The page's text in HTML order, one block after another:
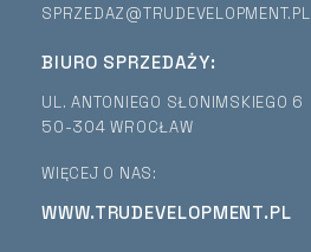
SPRZEDAZ@TRUDEVELOPMENT.PL
BIURO SPRZEDAŻY:
UL. ANTONIEGO SŁONIMSKIEGO 6
50-304 WROCŁAW
WIĘCEJ O NAS:
WWW.TRUDEVELOPMENT.PL